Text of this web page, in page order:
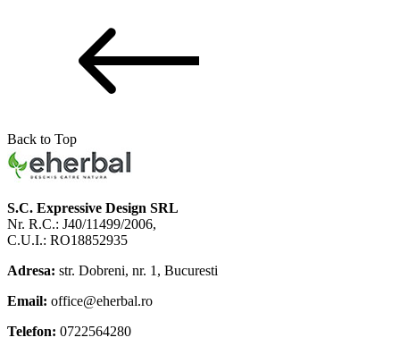
Back to Top
S.C. Expressive Design SRL
Nr. R.C.: J40/11499/2006,
C.U.I.: RO18852935
Adresa: str. Dobreni, nr. 1, Bucuresti
Email: office@eherbal.ro
Telefon: 0722564280